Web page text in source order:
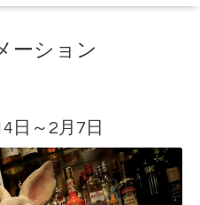
ーション
日～2月7日